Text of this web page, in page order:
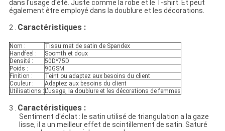
dans l'usage d'été. Juste comme la robe et le T-shirt. Et peut
également être employé dans la doublure et les décorations.
2 . Caractéristiques :
Nom :
Tissu mat de satin de Spandex
Handfeel :
Soomth et doux
Densité :
50D*75D
Poids :
90GSM
Finition :
Teint ou adaptez aux besoins du client
Couleur :
Adaptez aux besoins du client
Utilisations : L'usage, la doublure et les décorations de femmes
3 . Caractéristiques :
Sentiment d'éclat : le satin utilisé de triangulation a la gaze
lisse, il a un meilleur effet de scintillement de satin. Saturé